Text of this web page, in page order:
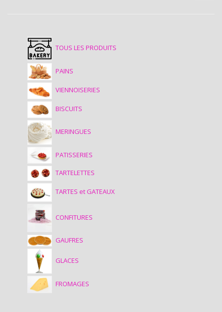
TOUS LES PRODUITS
PAINS
VIENNOISERIES
BISCUITS
MERINGUES
PATISSERIES
TARTELETTES
TARTES et GATEAUX
CONFITURES
GAUFRES
GLACES
FROMAGES